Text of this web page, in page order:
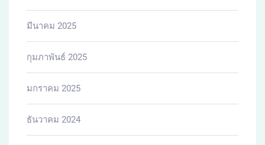
มีนาคม 2025
กุมภาพันธ์ 2025
มกราคม 2025
ธันวาคม 2024